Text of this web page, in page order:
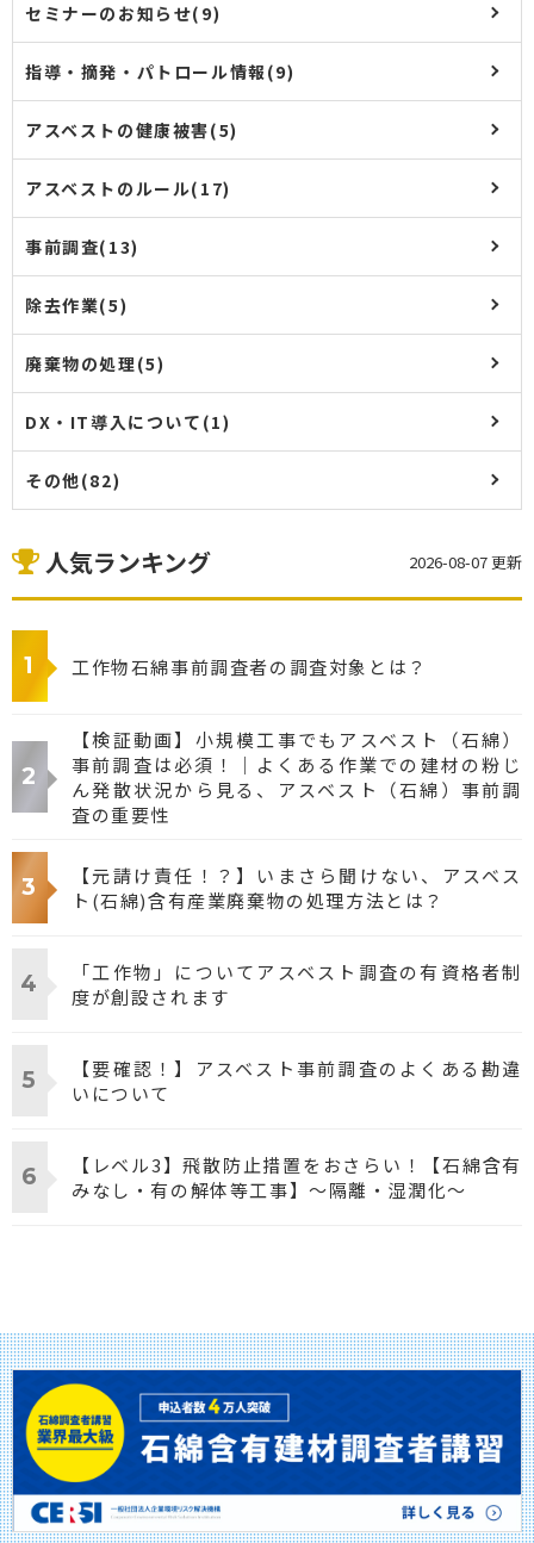
セミナーのお知らせ(9)
指導・摘発・パトロール情報(9)
アスベストの健康被害(5)
アスベストのルール(17)
事前調査(13)
除去作業(5)
廃棄物の処理(5)
DX・IT導入について(1)
その他(82)
人気ランキング 2026-08-07 更新
工作物石綿事前調査者の調査対象とは？
【検証動画】小規模工事でもアスベスト（石綿）
事前調査は必須！｜よくある作業での建材の粉じ
ん発散状況から見る、アスベスト（石綿）事前調
査の重要性
【元請け責任！？】いまさら聞けない、アスベス
ト(石綿)含有産業廃棄物の処理方法とは？
「工作物」についてアスベスト調査の有資格者制
度が創設されます
【要確認！】アスベスト事前調査のよくある勘違
いについて
【レベル3】飛散防止措置をおさらい！【石綿含有
みなし・有の解体等工事】～隔離・湿潤化～